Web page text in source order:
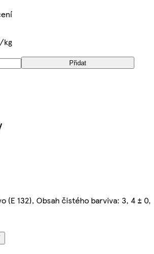
kg
Přidat
(E 132), Obsah čistého barviva: 3, 4 ± 0,